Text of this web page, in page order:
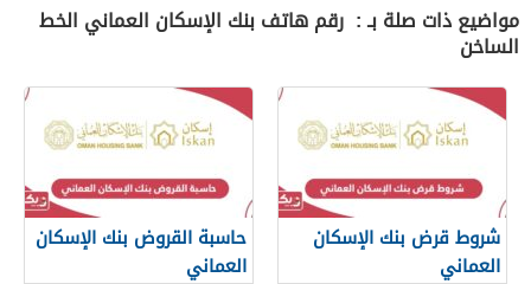
مواضيع ذات صلة بـ : رقم هاتف بنك الإسكان العماني الخط
الساخن
شروط قرض بنك الإسكان
العماني
حاسبة القروض بنك الإسكان
العماني